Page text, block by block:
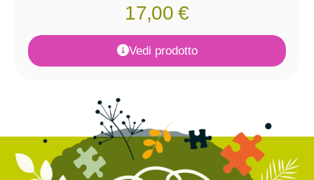
17,00€
Vedi prodotto